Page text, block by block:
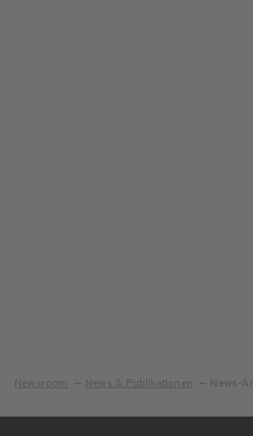
Newsroom News & Publikationen News-